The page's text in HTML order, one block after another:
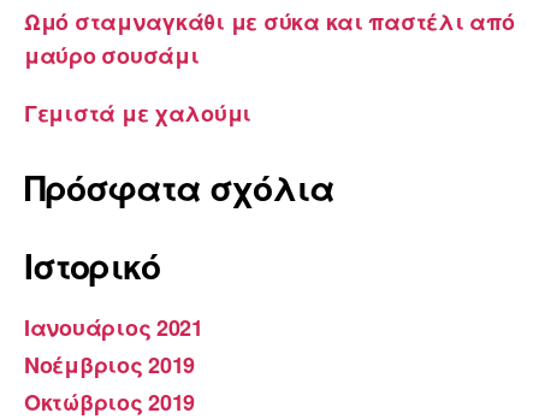
Ωμό σταμναγκάθι με σύκα και παστέλι από
μαύρο σουσάμι
Γεμιστά με χαλούμι
Πρόσφατα σχόλια
Ιστορικό
Ιανουάριος 2021
Νοέμβριος 2019
Οκτώβριος 2019